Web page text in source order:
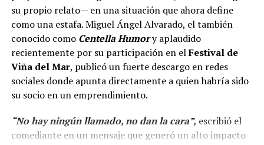
su propio relato— en una situación que ahora define
como una estafa. Miguel Ángel Alvarado, el también
conocido como Centella Humory aplaudido
recientemente por su participación en elFestival de
Viña del Mar, publicó un fuerte descargo en redes
sociales donde apunta directamente a quien habría sido
su socio en un emprendimiento.
“No hay ningún llamado, no dan la cara”, escribió el
comediante en un mensaje que generó un alto impacto